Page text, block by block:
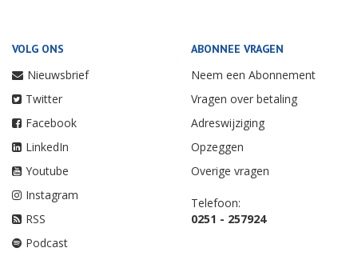
VOLG ONS
Nieuwsbrief
Twitter
Facebook
LinkedIn
Youtube
Instagram
RSS
Podcast
ABONNEE VRAGEN
Neem een Abonnement
Vragen over betaling
Adreswijziging
Opzeggen
Overige vragen
Telefoon:
0251 - 257924